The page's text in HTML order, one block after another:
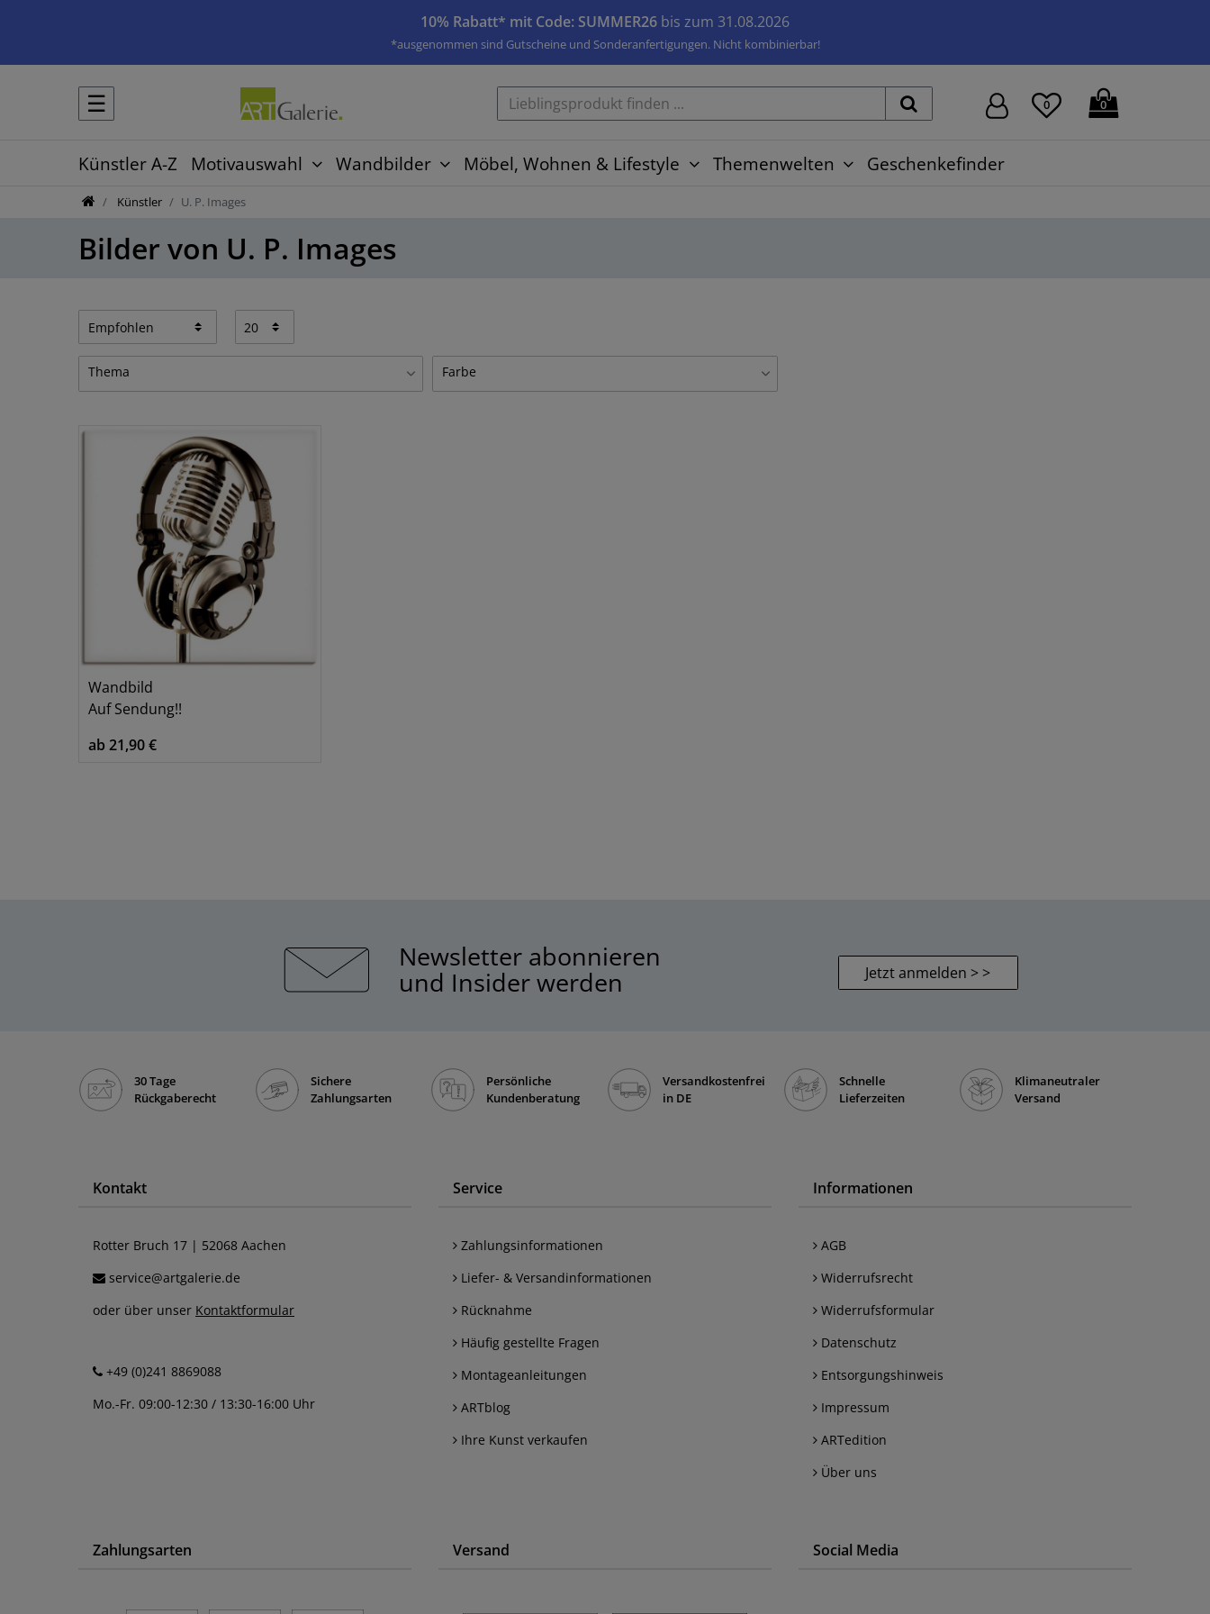
10% Rabatt* mit Code: SUMMER26 bis zum 31.08.2026
*ausgenommen sind Gutscheine und Sonderanfertigungen. Nicht kombinierbar!
☰ 0 0
Künstler A-Z Motivauswahl Wandbilder Möbel, Wohnen & Lifestyle Themenwelten Geschenkefinder
Künstler U. P. Images
Bilder von U. P. Images
Thema
Farbe
Wandbild
Auf Sendung!!
ab 21,90 €
Newsletter abonnieren
und Insider werden Jetzt anmelden > >
30 Tage
Rückgaberecht
Sichere
Zahlungsarten
Persönliche
Kundenberatung
Versandkostenfrei
in DE
Schnelle
Lieferzeiten
Klimaneutraler
Versand
Kontakt
Rotter Bruch 17 | 52068 Aachen
service@artgalerie.de
oder über unser Kontaktformular
+49 (0)241 8869088
Mo.-Fr. 09:00-12:30 / 13:30-16:00 Uhr
Service
Zahlungsinformationen
Liefer- & Versandinformationen
Rücknahme
Häufig gestellte Fragen
Montageanleitungen
ARTblog
Ihre Kunst verkaufen
Informationen
AGB
Widerrufsrecht
Widerrufsformular
Datenschutz
Entsorgungshinweis
Impressum
ARTedition
Über uns
Zahlungsarten Versand Social Media